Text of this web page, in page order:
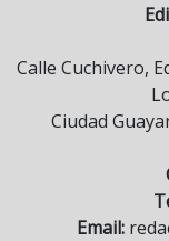
Calle Cuchivero,
Ciudad
Email: